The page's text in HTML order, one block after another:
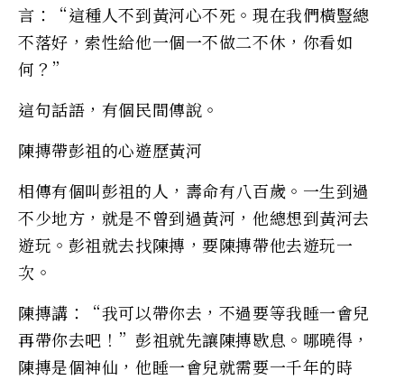
言：“這種人不到黃河心不死。現在我們橫豎總
不落好，索性給他一個一不做二不休，你看如
何？”
這句話語，有個民間傳說。
陳摶帶彭祖的心遊歷黃河
相傳有個叫彭祖的人，壽命有八百歲。一生到過
不少地方，就是不曾到過黃河，他總想到黃河去
遊玩。彭祖就去找陳摶，要陳摶帶他去遊玩一
次。
陳摶講：“我可以帶你去，不過要等我睡一會兒
再帶你去吧！”彭祖就先讓陳摶歇息。哪曉得，
陳摶是個神仙，他睡一會兒就需要一千年的時